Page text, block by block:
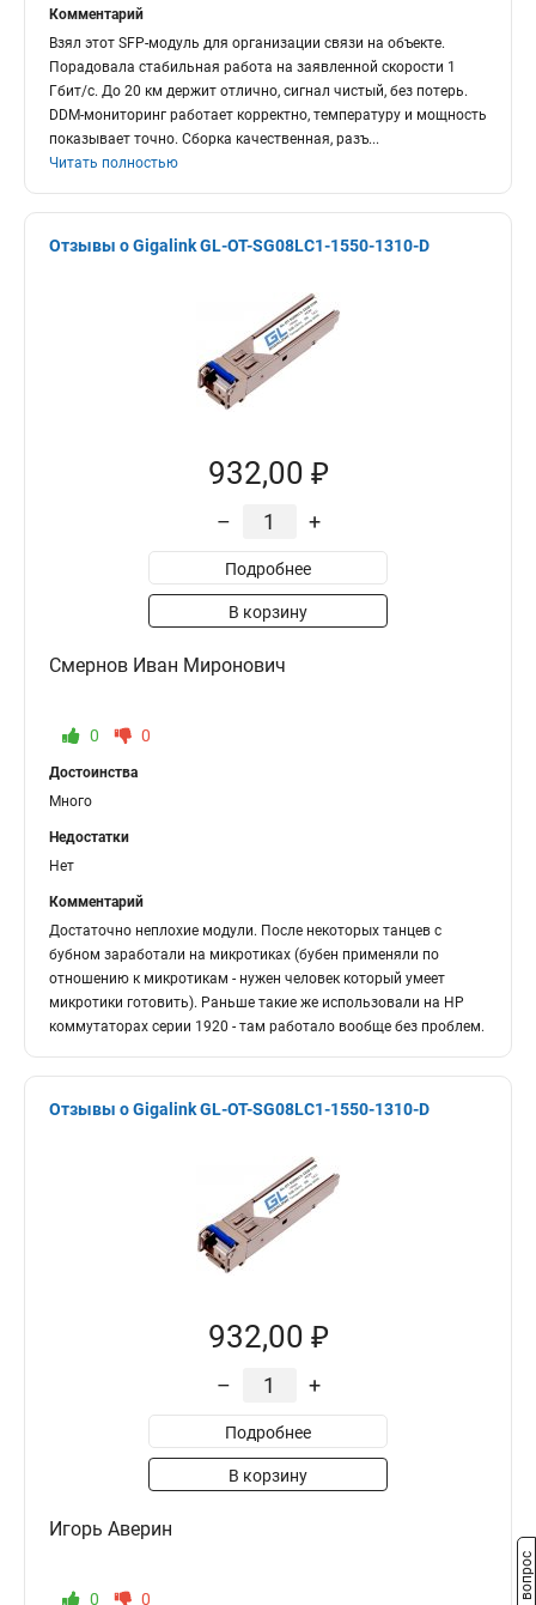
Комментарий
Взял этот SFP-модуль для организации связи на объекте.
Порадовала стабильная работа на заявленной скорости 1
Гбит/с. До 20 км держит отлично, сигнал чистый, без потерь.
DDM-мониторинг работает корректно, температуру и мощность
показывает точно. Сборка качественная, разъ...
Читать полностью
Отзывы о Gigalink GL-OT-SG08LC1-1550-1310-D
932,00 ₽
– +
Подробнее
В корзину
Смернов Иван Миронович
0 0
Достоинства
Много
Недостатки
Нет
Комментарий
Достаточно неплохие модули. После некоторых танцев с
бубном заработали на микротиках (бубен применяли по
отношению к микротикам - нужен человек который умеет
микротики готовить). Раньше такие же использовали на HP
коммутаторах серии 1920 - там работало вообще без проблем.
Отзывы о Gigalink GL-OT-SG08LC1-1550-1310-D
932,00 ₽
– +
Подробнее
В корзину
Игорь Аверин
0 0